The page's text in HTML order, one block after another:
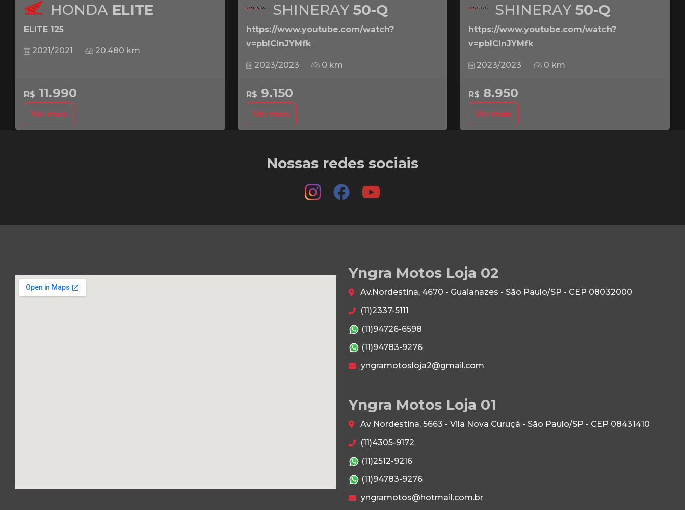
HONDA ELITE
ELITE 125
2021/2021 20.480 km
R$ 11.990
Ver mais
SHINERAY 50-Q
https://www.youtube.com/watch?
v=pbICInJYMfk
2023/2023 0 km
R$ 9.150
Ver mais
SHINERAY 50-Q
https://www.youtube.com/watch?
v=pbICInJYMfk
2023/2023 0 km
R$ 8.950
Ver mais
Nossas redes sociais
Yngra Motos Loja 02
Av.Nordestina, 4670 - Guaianazes - São Paulo/SP - CEP 08032000
(11)2337-5111
(11)94726-6598
(11)94783-9276
yngramotosloja2@gmail.com
Yngra Motos Loja 01
Av Nordestina, 5663 - Vila Nova Curuçá - São Paulo/SP - CEP 08431410
(11)4305-9172
(11)2512-9216
(11)94783-9276
yngramotos@hotmail.com.br